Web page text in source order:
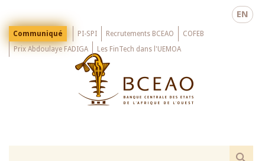
main
EN
Menu
Top
Communiqué PI-SPI Recrutements BCEAO
COFEB
Prix Abdoulaye FADIGA
Les FinTech dans l'UEMOA